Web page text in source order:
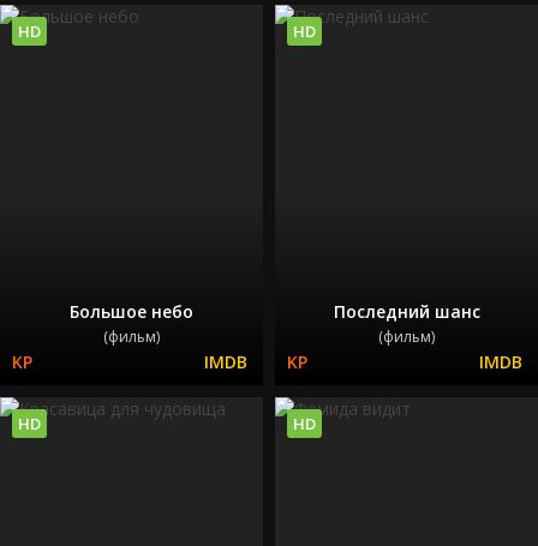
Большое небо
(фильм)
HD
Последний шанс
(фильм)
HD
HD HD